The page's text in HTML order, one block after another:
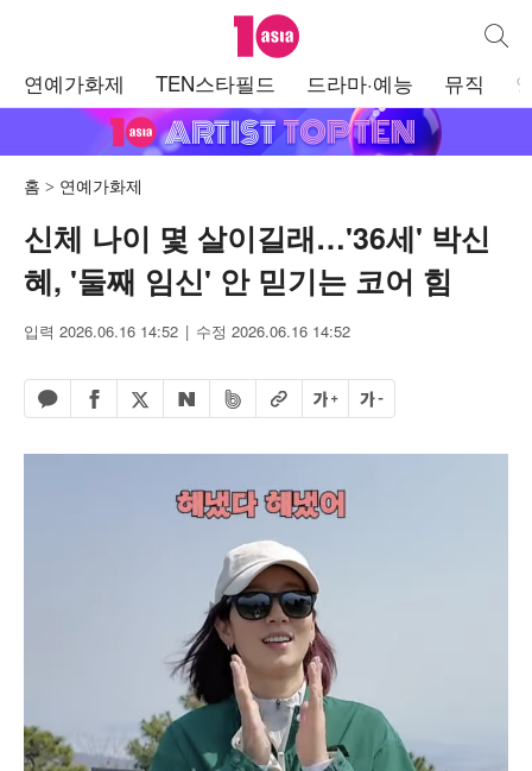
텐아시아 통합
연예가화제 TEN스타필드 드라마·예능 뮤직
홈 연예가화제
신체 나이 몇 살이길래…'36세' 박신
혜, '둘째 임신' 안 믿기는 코어 힘
입력 2026.06.16 14:52 수정 2026.06.16 14:52
카카오톡 공유하기
페이스북 공유하기
엑스 공유하기
네이버 공유하기
밴드 공유하기
URL복사글자 크게글자 작게